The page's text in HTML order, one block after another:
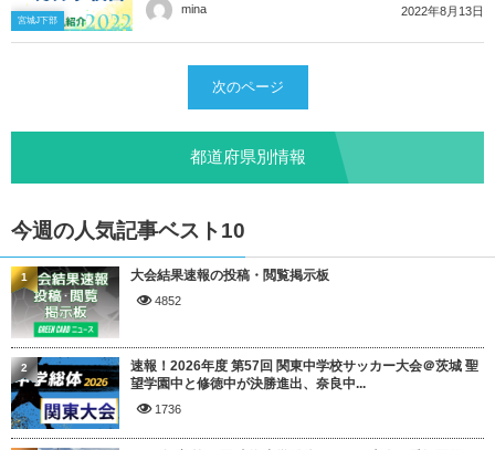
宮城J下部
mina 2022年8月13日
次のページ
都道府県別情報
今週の人気記事ベスト10
大会結果速報の投稿・閲覧掲示板
4852
1
速報！2026年度 第57回 関東中学校サッカー大会＠茨城 聖
望学園中と修徳中が決勝進出、奈良中...
1736
2